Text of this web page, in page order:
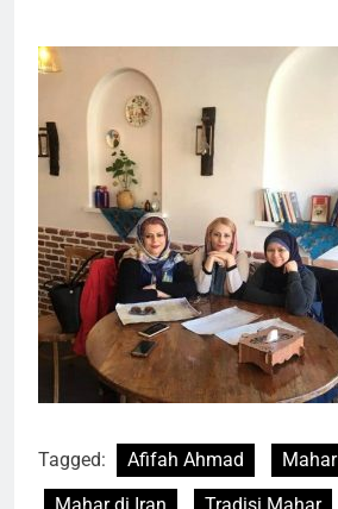
Tagged: Afifah Ahmad
Mahar